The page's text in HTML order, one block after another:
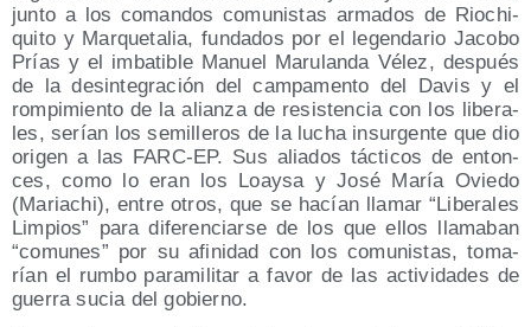
jun­to a los coman­dos comu­nis­tas arma­dos de Rio­chi­
qui­to y Mar­que­ta­lia, fun­da­dos por el legen­da­rio Jaco­bo
Prías y el imba­ti­ble Manuel Maru­lan­da Vélez, des­pués
de la desin­te­gra­ción del cam­pa­men­to del Davis y el
rom­pi­mien­to de la alian­za de resis­ten­cia con los libe­ra­
les, serían los semi­lle­ros de la lucha insur­gen­te que dio
ori­gen a las FARC-EP. Sus alia­dos tác­ti­cos de enton­
ces, como lo eran los Loay­sa y José María Ovie­do
(Maria­chi), entre otros, que se hacían lla­mar “Libe­ra­les
Lim­pios” para dife­ren­ciar­se de los que ellos lla­ma­ban
“comu­nes” por su afi­ni­dad con los comu­nis­tas, toma­
rían el rum­bo para­mi­li­tar a favor de las acti­vi­da­des de
gue­rra sucia del gobierno.